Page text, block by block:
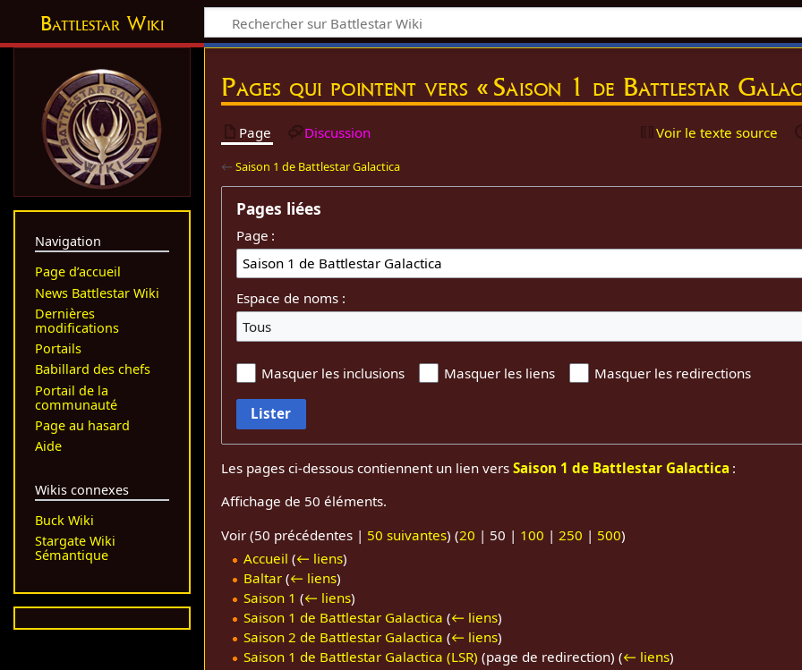
Battlestar Wiki
Pages qui pointent vers « Saison 1 de Battlestar
Page Discussion Voir le texte source
←Saison 1 de Battlestar Galactica
Pages liées
Page :
Espace de noms :
Tous
Masquer les inclusions Masquer les liens Masquer les redirections
Lister
Les pages ci-dessous contiennent un lien versSaison 1 de Battlestar Galactica :
Affichage de 50 éléments.
Voir (50 précédentes | 50 suivantes) (20 | 50 | 100 | 250 | 500)
Accueil (← liens)
Baltar (← liens)
Saison 1 (← liens)
Saison 1 de Battlestar Galactica (← liens)
Saison 2 de Battlestar Galactica (← liens)
Saison 1 de Battlestar Galactica (LSR) (page de redirection) (← liens)
Navigation
Page d’accueil
News Battlestar Wiki
Dernières
modifications
Portails
Babillard des chefs
Portail de la
communauté
Page au hasard
Aide
Wikis connexes
Buck Wiki
Stargate Wiki
Sémantique